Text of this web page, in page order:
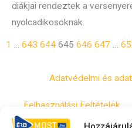
diákjai rendeztek a
nyolcadikosoknak.
1 … 643 644 645 646 647 …
Adatvédelmi és
Felhasználási Feltételek